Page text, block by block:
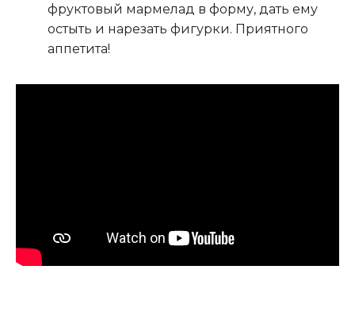
фруктовый мармелад в форму, дать ему
остыть и нарезать фигурки. Приятного
аппетита!